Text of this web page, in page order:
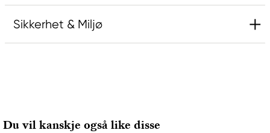
Sikkerhet & Miljø
61930 Trosa, Sweden
Du vil kanskje også like disse